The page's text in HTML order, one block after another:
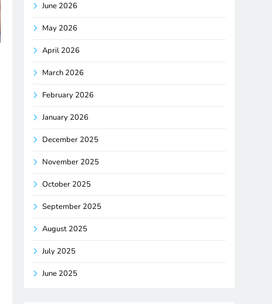
June 2026
May 2026
April 2026
March 2026
February 2026
January 2026
December 2025
November 2025
October 2025
September 2025
August 2025
July 2025
June 2025